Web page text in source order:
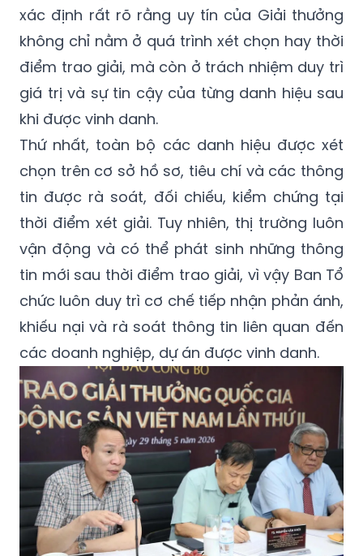
xác định rất rõ rằng uy tín của Giải thưởng
không chỉ nằm ở quá trình xét chọn hay thời
điểm trao giải, mà còn ở trách nhiệm duy trì
giá trị và sự tin cậy của từng danh hiệu sau
khi được vinh danh.
Thứ nhất, toàn bộ các danh hiệu được xét
chọn trên cơ sở hồ sơ, tiêu chí và các thông
tin được rà soát, đối chiếu, kiểm chứng tại
thời điểm xét giải. Tuy nhiên, thị trường luôn
vận động và có thể phát sinh những thông
tin mới sau thời điểm trao giải, vì vậy Ban Tổ
chức luôn duy trì cơ chế tiếp nhận phản ánh,
khiếu nại và rà soát thông tin liên quan đến
các doanh nghiệp, dự án được vinh danh.